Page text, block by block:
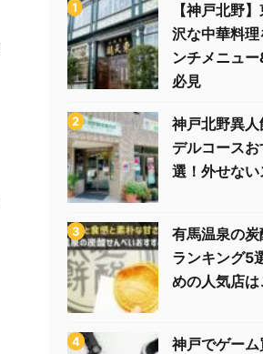
【神戸北野
沢な中華料理
ンチメニュ
必見
神戸北野異
デルコース
選！外せない
有馬温泉の
ランキング5
めの人気店
神戸でゲー